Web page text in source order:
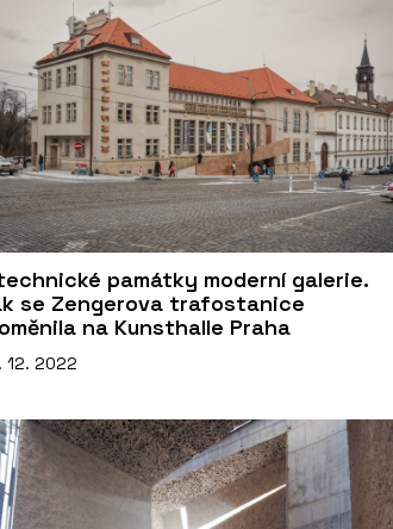
památky moderní galerie.
se Zengerova trafostanice
na Kunsthalle Praha
12. 2022